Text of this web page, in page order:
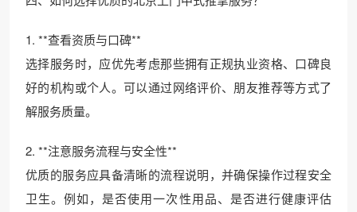
1. **查看资质与口碑**
选择服务时，应优先考虑那些拥有正规执业资格、口碑良
好的机构或个人。可以通过网络评价、朋友推荐等方式了
解服务质量。
2. **注意服务流程与安全性**
优质的服务应具备清晰的流程说明，并确保操作过程安全
卫生。例如，是否使用一次性用品、是否进行健康评估